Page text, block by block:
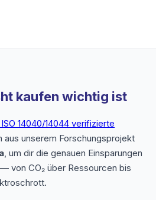
kaufen wichtig ist
14040/14044 verifizierte
unserem Forschungsprojekt
, um dir die genauen Einsparungen
von CO₂ über Ressourcen bis